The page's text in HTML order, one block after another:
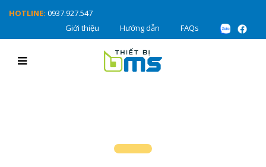
HOTLINE: 0937.927.547
Giới thiệu
Hướng dẫn FAQs